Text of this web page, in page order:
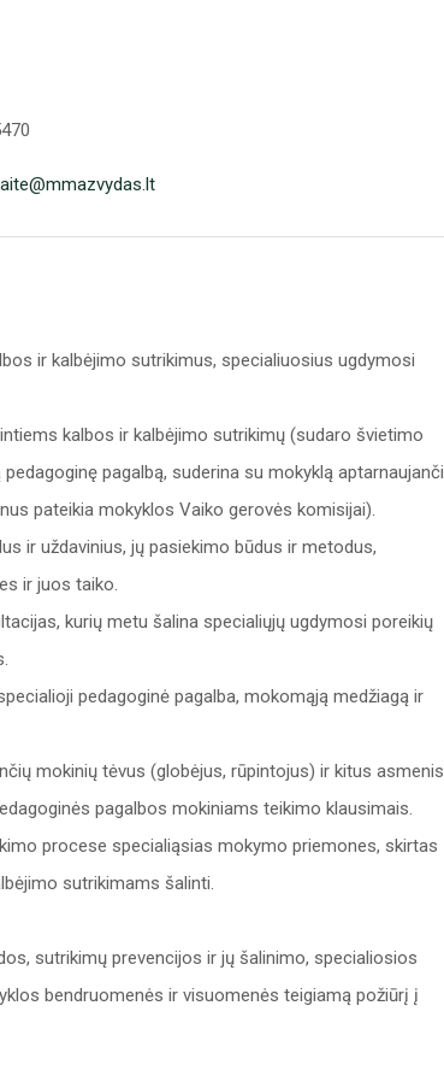
ir kalbėjimo sutrikimus, specialiuosius ugdymosi
kalbos ir kalbėjimo sutrikimų (sudaro švietimo
pagalbą, suderina su mokyklą
pateikia mokyklos Vaiko gerovės komisijai).
ir uždavinius, jų pasiekimo būdus ir metodus,
ir juos taiko.
kurių metu šalina specialiųjų ugdymosi poreikių
pedagoginė pagalba, mokomąją medžiagą ir
mokinių tėvus (globėjus, rūpintojus) ir kitus
pagalbos mokiniams teikimo klausimais.
procese specialiąsias mokymo priemones, skirtas
sutrikimams šalinti.
sutrikimų prevencijos ir jų šalinimo, specialiosios
bendruomenės ir visuomenės teigiamą požiūrį į